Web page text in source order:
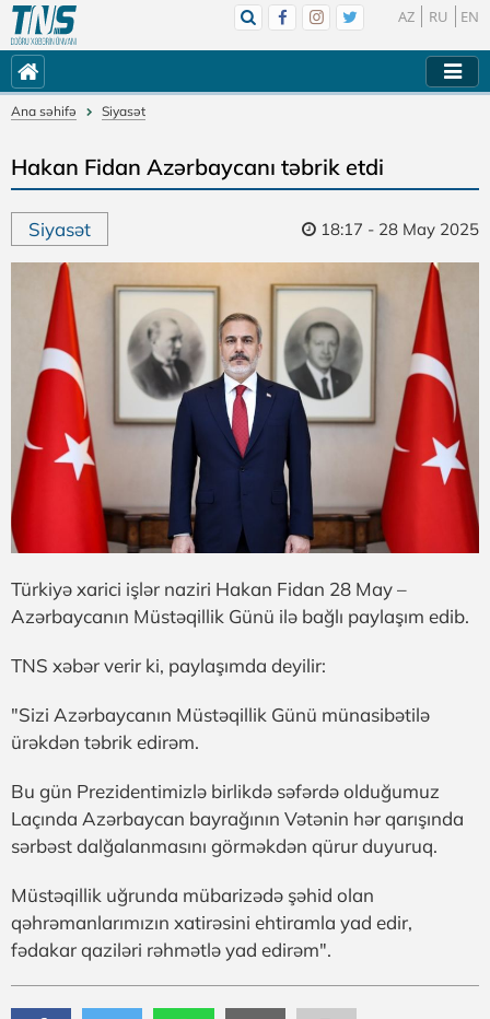
AZ RU EN
Ana səhifə Siyasət
Hakan Fidan Azərbaycanı təbrik etdi
Siyasət 18:17 - 28 May 2025
Türkiyə xarici işlər naziri Hakan Fidan 28 May –
Azərbaycanın Müstəqillik Günü ilə bağlı paylaşım edib.
TNS xəbər verir ki, paylaşımda deyilir:
"Sizi Azərbaycanın Müstəqillik Günü münasibətilə
ürəkdən təbrik edirəm.
Bu gün Prezidentimizlə birlikdə səfərdə olduğumuz
Laçında Azərbaycan bayrağının Vətənin hər qarışında
sərbəst dalğalanmasını görməkdən qürur duyuruq.
Müstəqillik uğrunda mübarizədə şəhid olan
qəhrəmanlarımızın xatirəsini ehtiramla yad edir,
fədakar qaziləri rəhmətlə yad edirəm".